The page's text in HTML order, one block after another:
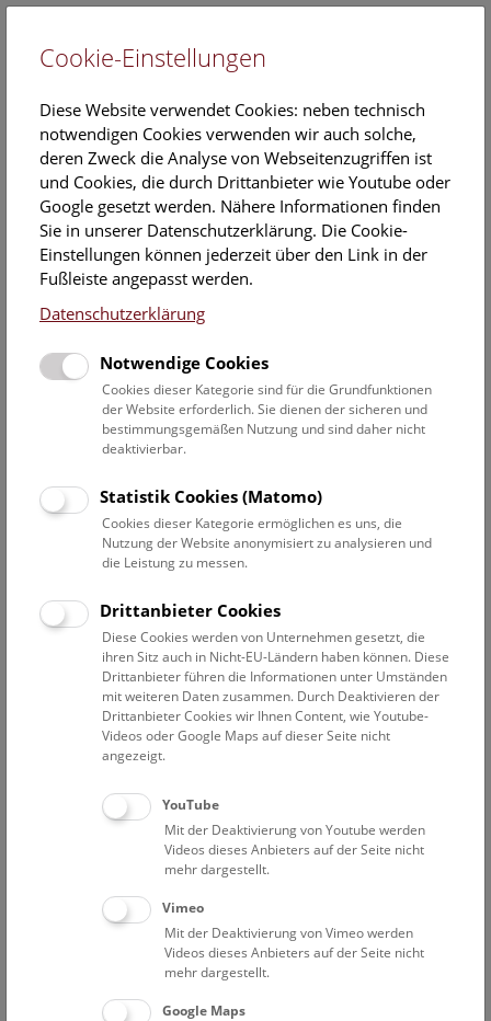
EN
Forschung
Das Naturhistorische Museum ist eine der größten
außeruniversitären Forschungsinstitutionen Österreichs
nachhaltigen Entwicklung der Welt leisten
Entwicklung und Verbreitung der Pflanzen und Tiere der
Urzeit, Biodiversität und Genetik sind ebenso
Forschungsthemen wie die der Aufbau der Erde und die
Entstehung des Weltalls. Auch die unterschiedlichen
Erscheinungsformen und die Urgeschichte des Menschen
werden am Museum erforscht. Die wissenschaftlichen
Sammlungen beherbergen einige der weltweit größten und
und urgeschichtlichen Zeugnisse.
Cookie-Einstellungen
Diese Website verwendet Cookies: neben technisch
notwendigen Cookies verwenden wir auch solche,
deren Zweck die Analyse von Webseitenzugriffen ist
und Cookies, die durch Drittanbieter wie Youtube oder
Google gesetzt werden. Nähere Informationen finden
Sie in unserer Datenschutzerklärung. Die Cookie-
Einstellungen können jederzeit über den Link in der
Fußleiste angepasst werden.
Datenschutzerklärung
Notwendige Cookies
Cookies dieser Kategorie sind für die Grundfunktionen
der Website erforderlich. Sie dienen der sicheren und
bestimmungsgemäßen Nutzung und sind daher nicht
deaktivierbar.
Statistik Cookies (Matomo)
Cookies dieser Kategorie ermöglichen es uns, die
Nutzung der Website anonymisiert zu analysieren und
die Leistung zu messen.
Drittanbieter Cookies
Diese Cookies werden von Unternehmen gesetzt, die
ihren Sitz auch in Nicht-EU-Ländern haben können. Diese
Drittanbieter führen die Informationen unter Umständen
mit weiteren Daten zusammen. Durch Deaktivieren der
Drittanbieter Cookies wir Ihnen Content, wie Youtube-
Videos oder Google Maps auf dieser Seite nicht
angezeigt.
YouTube
Mit der Deaktivierung von Youtube werden
Videos dieses Anbieters auf der Seite nicht
mehr dargestellt.
Vimeo
Mit der Deaktivierung von Vimeo werden
Videos dieses Anbieters auf der Seite nicht
mehr dargestellt.
Google Maps